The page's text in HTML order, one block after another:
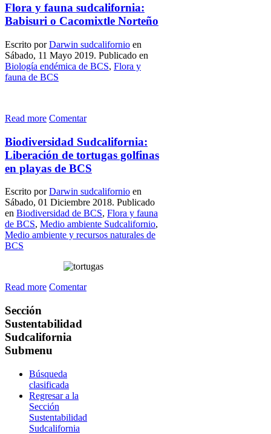
Flora y fauna sudcalifornia:
Babisuri o Cacomixtle Norteño
Escrito porDarwin sudcalifornio en
Sábado, 11 Mayo 2019. Publicado en
Biología endémica de BCS, Flora y
fauna de BCS
Read more Comentar
Biodiversidad Sudcalifornia:
Liberación de tortugas golfinas
en playas de BCS
Escrito porDarwin sudcalifornio en
Sábado, 01 Diciembre 2018. Publicado
en Biodiversidad de BCS, Flora y fauna
de BCS, Medio ambiente Sudcalifornio,
Medio ambiente y recursos naturales de
BCS
Read more Comentar
Sección
Sustentabilidad
Sudcalifornia
Submenu
Búsqueda
clasificada
Regresar a la
Sección
Sustentabilidad
Sudcalifornia